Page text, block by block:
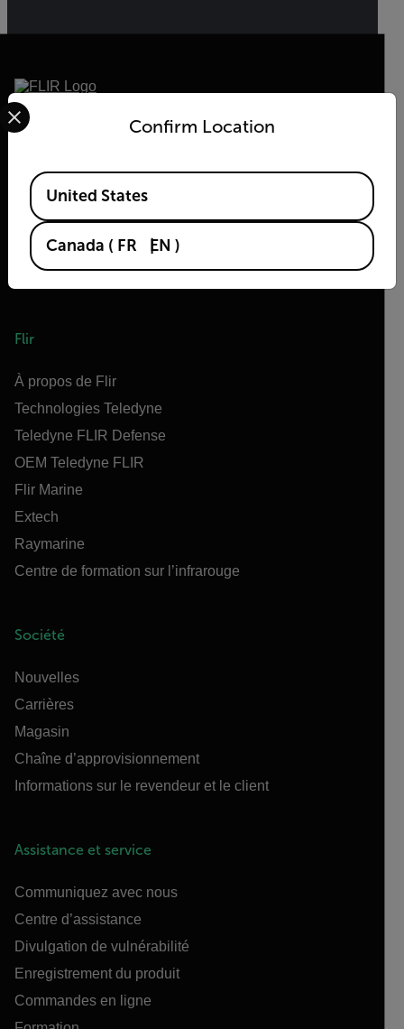
2026 © Flir Tous droits réservés.
Flir
À propos de Flir
Technologies Teledyne
Teledyne FLIR Defense
OEM Teledyne FLIR
Flir Marine
Extech
Raymarine
Centre de formation sur l’infrarouge
Société
Nouvelles
Carrières
Magasin
Chaîne d’approvisionnement
Informations sur le revendeur et le client
Assistance et service
Communiquez avec nous
Centre d’assistance
Divulgation de vulnérabilité
Enregistrement du produit
Commandes en ligne
Confirm Location
Select your preferred country and language from the
Available Locations
United States
Canada ( FR EN )